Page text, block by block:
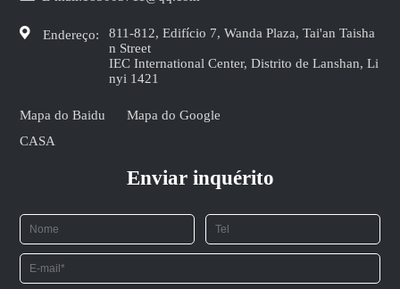
Endereço:
811-812, Edifício 7, Wanda Plaza, Tai'an Taisha
n Street
IEC International Center, Distrito de Lanshan, Li
nyi 1421
Mapa do Baidu
Mapa do Google
CASA
Enviar inquérito